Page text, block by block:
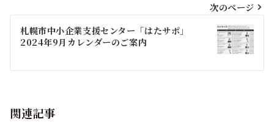
ナ
ビ
ー
次のページ
札幌市中小企業支援センター「はたサポ」
2024年9月カレンダーのご案内
関連記事